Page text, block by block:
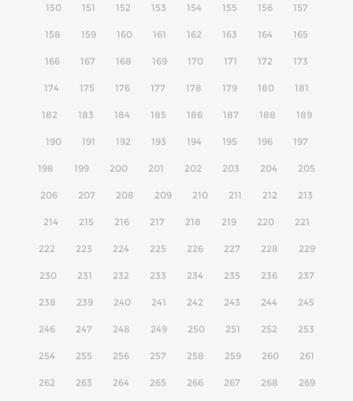
150 151 152 153 154 155 156 157
158 159 160 161 162 163 164 165
166 167 168 169 170 171 172 173
174 175 176 177 178 179 180 181
182 183 184 185 186 187 188 189
190 191 192 193 194 195 196 197
198 199 200 201 202 203 204 205
206 207 208 209 210 211 212 213
214 215 216 217 218 219 220 221
222 223 224 225 226 227 228 229
230 231 232 233 234 235 236 237
238 239 240 241 242 243 244 245
246 247 248 249 250 251 252 253
254 255 256 257 258 259 260 261
262 263 264 265 266 267 268 269